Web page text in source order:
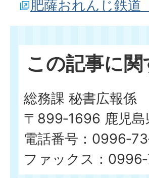
肥薩おれんじ鉄道
この記事に
総務課 秘書広報係
〒899‐1696 鹿児
電話番号：
ファックス：